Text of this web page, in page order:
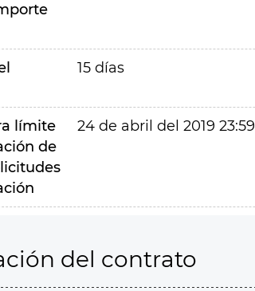
15 días
límite
de
24 de abril del 2019 23:59
del contrato